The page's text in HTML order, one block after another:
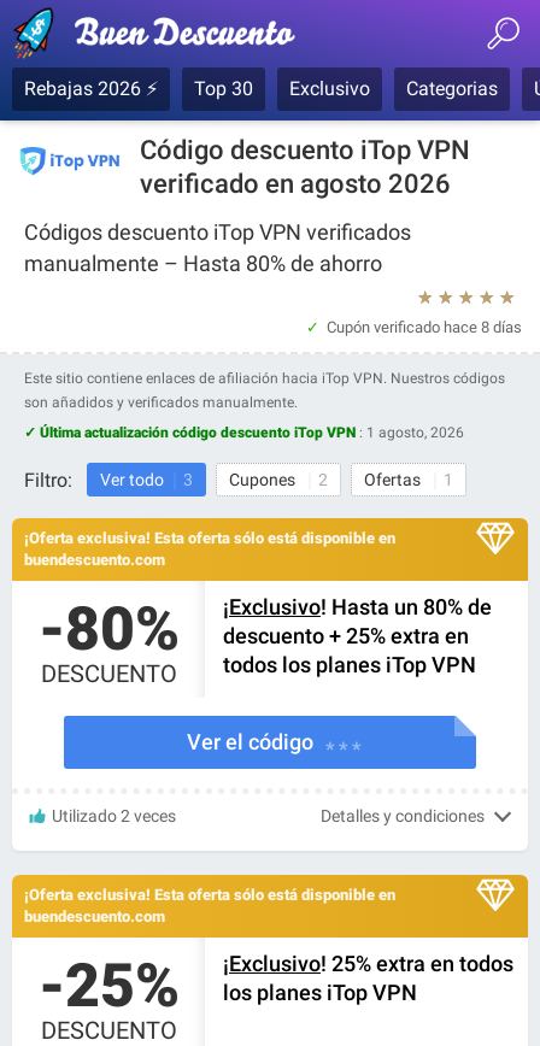
Rebajas 2026 ⚡ Top 30 Exclusivo Categorias
Código descuento iTop VPN
verificado en agosto 2026
Códigos descuento iTop VPN verificados
manualmente – Hasta 80% de ahorro
★
★
★
★
★
Cupón verificado hace 8 días
Este sitio contiene enlaces de afiliación hacia iTop VPN. Nuestros códigos
son añadidos y verificados manualmente.
✓ Última actualización código descuento iTop VPN : 1 agosto, 2026
Filtro: Ver todo 3 Cupones 2 Ofertas 1
¡Oferta exclusiva! Esta oferta sólo está disponible en
buendescuento.com
-80%
DESCUENTO
¡Exclusivo! Hasta un 80% de
descuento + 25% extra en
todos los planes iTop VPN
Ver el código * * *
Utilizado 2 veces Detalles y condiciones
¡Oferta exclusiva! Esta oferta sólo está disponible en
buendescuento.com
-25%
DESCUENTO
¡Exclusivo! 25% extra en todos
los planes iTop VPN